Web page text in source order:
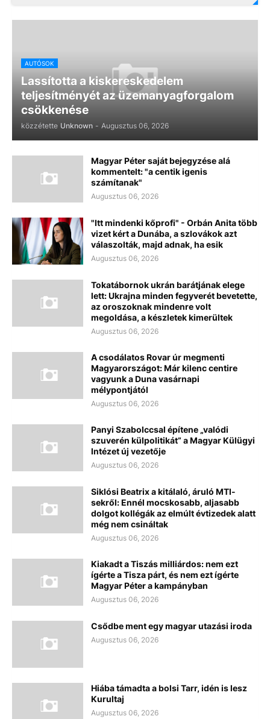
AUTÓSOK
Lassította a kiskereskedelem
teljesítményét az üzemanyagforgalom
csökkenése
közzétette Unknown - Augusztus 06, 2026
Magyar Péter saját bejegyzése alá
kommentelt: "a centik igenis
számítanak"
Augusztus 06, 2026
"Itt mindenki kőprofi" - Orbán Anita több
vizet kért a Dunába, a szlovákok azt
válaszolták, majd adnak, ha esik
Augusztus 06, 2026
Tokatábornok ukrán barátjának elege
lett: Ukrajna minden fegyverét bevetette,
az oroszoknak mindenre volt
megoldása, a készletek kimerültek
Augusztus 06, 2026
A csodálatos Rovar úr megmenti
Magyarországot: Már kilenc centire
vagyunk a Duna vasárnapi
mélypontjától
Augusztus 06, 2026
Panyi Szabolccsal építene „valódi
szuverén külpolitikát” a Magyar Külügyi
Intézet új vezetője
Augusztus 06, 2026
Siklósi Beatrix a kitálaló, áruló MTI-
sekről: Ennél mocskosabb, aljasabb
dolgot kollégák az elmúlt évtizedek alatt
még nem csináltak
Augusztus 06, 2026
Kiakadt a Tiszás milliárdos: nem ezt
ígérte a Tisza párt, és nem ezt ígérte
Magyar Péter a kampányban
Augusztus 06, 2026
Csődbe ment egy magyar utazási iroda
Augusztus 06, 2026
Hiába támadta a bolsi Tarr, idén is lesz
Kurultaj
Augusztus 06, 2026